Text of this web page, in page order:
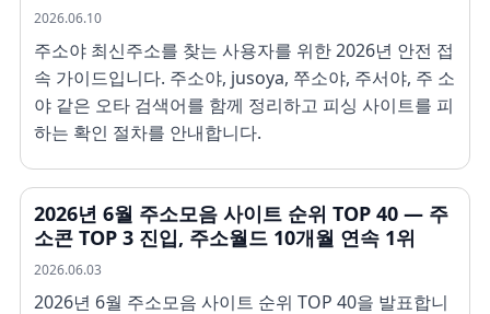
2026.06.10
주소야 최신주소를 찾는 사용자를 위한 2026년 안전 접
속 가이드입니다. 주소야, jusoya, 쭈소야, 주서야, 주 소
야 같은 오타 검색어를 함께 정리하고 피싱 사이트를 피
하는 확인 절차를 안내합니다.
2026년 6월 주소모음 사이트 순위 TOP 40 — 주
소콘 TOP 3 진입, 주소월드 10개월 연속 1위
2026.06.03
2026년 6월 주소모음 사이트 순위 TOP 40을 발표합니